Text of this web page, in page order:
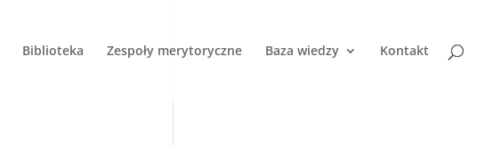
Biblioteka Zespoły merytoryczne Baza wiedzy Kontakt